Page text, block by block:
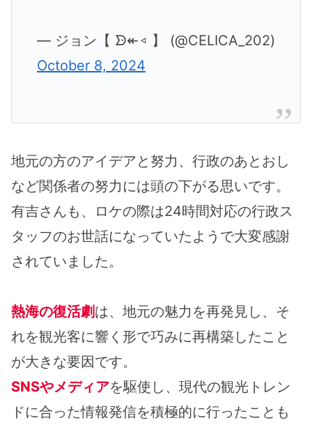
— ジョン【 ᗦ↞◃ 】 (@CELICA_202)
October 8, 2024
地元の方のアイデアと努力、行政のあとおし
など関係者の努力には頭の下がる思いです。
有吉さんも、ロケの際は24時間対応の行政ス
タッフのお世話になっていたようで大変感謝
されていました。
熱海の復活劇は、地元の魅力を再発見し、そ
れを観光客に響く形で巧みに再構築したこと
が大きな要因です。
SNSやメディアを駆使し、現代の観光トレン
ドに合った情報発信を積極的に行ったことも